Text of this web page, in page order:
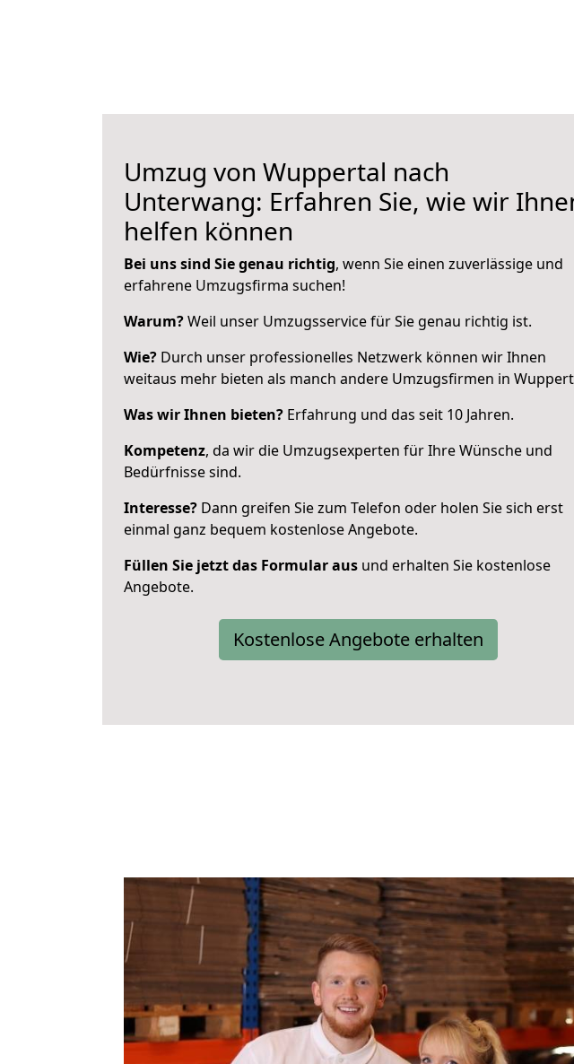
Umzug von Wuppertal nach
Unterwang: Erfahren Sie, wie wir
helfen können
Bei uns sind Sie genau richtig, wenn Sie einen zuverlässige und
erfahrene Umzugsfirma suchen!
Warum?Weil unser Umzugsservice für Sie genau richtig ist.
Wie? Durch unser professionelles Netzwerk können wir Ihnen
weitaus mehr bieten als manch andere Umzugsfirmen in
Was wir Ihnen bieten? Erfahrung und das seit 10 Jahren.
Kompetenz, da wir die Umzugsexperten für Ihre Wünsche und
Bedürfnisse sind.
Interesse? Dann greifen Sie zum Telefon oder holen Sie sich erst
einmal ganz bequem kostenlose Angebote.
Füllen Sie jetzt das Formular aus und erhalten Sie kostenlose
Angebote.
Kostenlose Angebote erhalten